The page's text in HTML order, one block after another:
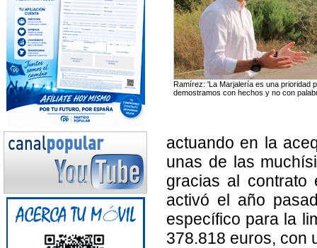
Ramírez: 'La Marjalería es una prioridad
demostramos con hechos y no con
actuando en la
unas de las
gracias al contrato
activó el año
específico para la
378.818 euros, con